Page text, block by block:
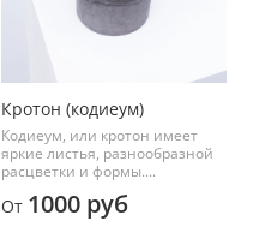
Кротон (кодиеум)
Кодиеум, или кротон имеет
яркие листья, разнообразной
расцветки и формы....
От 1000 руб